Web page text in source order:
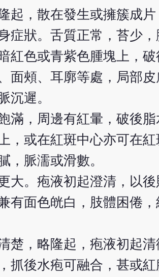
起，散在發生或擁簇成
狀。舌質正常，苔少，
色或青紫色腫塊上，破
面頰、耳廓等處，局部
沉遲。
滿，周邊有紅暈，破後
，或在紅斑中心亦可在
，脈濡或滑數。
大。疱液初起澄清，以後
有面色㿠白，肢體困倦
楚，略隆起，疱液初起
後水疱可融合，甚或紅